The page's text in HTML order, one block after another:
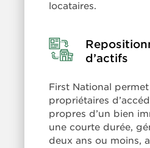
locataires.
d’actifs
First National
propriétaires
propres d’un bien
une courte durée,
deux ans ou moins,
Learn
More:
d’actifs